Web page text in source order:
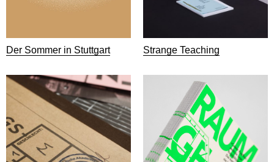
Der Sommer in Stuttgart Strange Teaching